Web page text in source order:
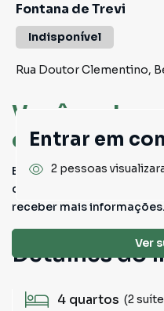
Você pode
Este imóvel não está mais
conferir outros em nosso
receber mais informações.
Ver
Detalhes do
4 quartos (2
Fontana de Trevi
Indisponível
Rua Doutor Clementino,
Entrar em
2 pessoas